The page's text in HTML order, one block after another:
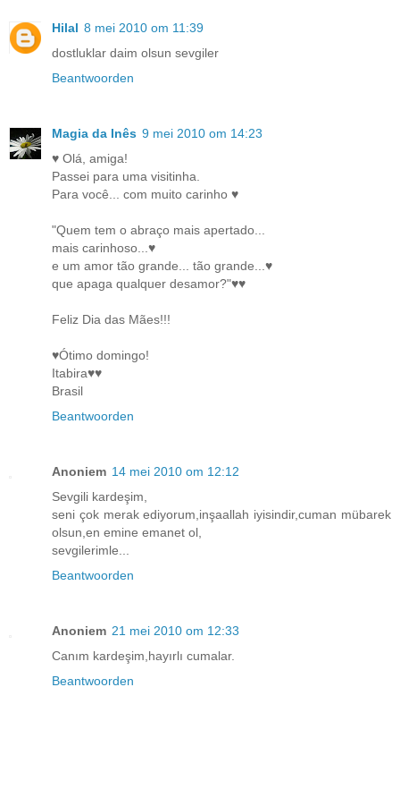
Hilal 8 mei 2010 om 11:39
dostluklar daim olsun sevgiler
Beantwoorden
Magia da Inês 9 mei 2010 om 14:23
♥ Olá, amiga!
Passei para uma visitinha.
Para você... com muito carinho ♥
"Quem tem o abraço mais apertado...
mais carinhoso...♥
e um amor tão grande... tão grande...♥
que apaga qualquer desamor?"♥♥
Feliz Dia das Mães!!!
♥Ótimo domingo!
Itabira♥♥
Brasil
Beantwoorden
Anoniem 14 mei 2010 om 12:12
Sevgili kardeşim,
seni çok merak ediyorum,inşaallah iyisindir,cuman mübarek
olsun,en emine emanet ol,
sevgilerimle...
Beantwoorden
Anoniem 21 mei 2010 om 12:33
Canım kardeşim,hayırlı cumalar.
Beantwoorden